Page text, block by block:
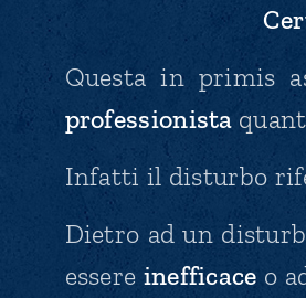
Questa in primis
professionista
Infatti il disturbo
Dietro ad un
essere inefficace o